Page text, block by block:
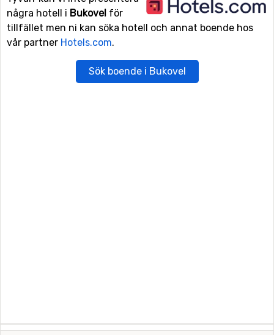
några hotell i Bukovel för
tillfället men ni kan söka hotell och annat boende hos
vår partner Hotels.com.
Sök boende i Bukovel